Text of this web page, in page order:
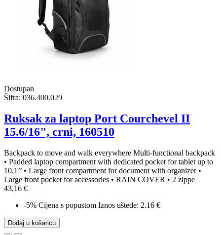
Dostupan
Šifra: 036.400.029
Ruksak za laptop Port Courchevel II
15.6/16", crni, 160510
Backpack to move and walk everywhere Multi-functional backpack
• Padded laptop compartment with dedicated pocket for tablet up to
10,1’’ • Large front compartment for document with organizer •
Large front pocket for accessories • RAIN COVER • 2 zippe
43,16 €
-5% Cijena s popustom Iznos uštede: 2.16 €
Dodaj u košaricu